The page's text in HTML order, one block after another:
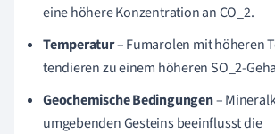
eine höhere Konzentration an CO_2.
Temperatur– Fumarolen mit höheren
tendieren zu einem höheren SO_2-
Geochemische Bedingungen–
umgebenden Gesteins beeinflusst die